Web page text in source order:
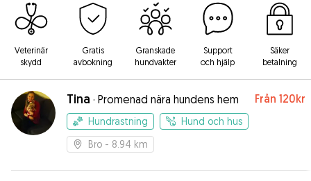
Veterinär
skydd
Gratis
avbokning
Granskade
hundvakter
Support
och hjälp
Säker
betalning
Tina · Promenad nära hundens hem Från 120kr
Hundrastning
Hund och hus
Bro - 8.94 km